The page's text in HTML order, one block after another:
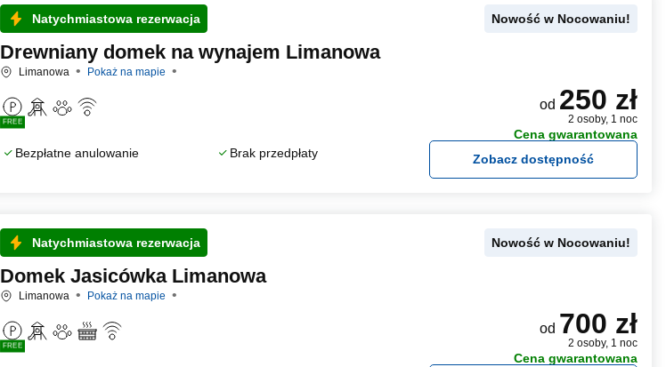
Natychmiastowa rezerwacja
Drewniany domek na wynajem Limanowa
Limanowa Pokaż na mapie
FREE
Bezpłatne anulowanie Brak przedpłaty
Nowość w Nocowaniu!
od 250 zł
2 osoby, 1 noc
Cena gwarantowana
Zobacz dostępność
Natychmiastowa rezerwacja
Domek Jasicówka Limanowa
Limanowa Pokaż na mapie
FREE
Nowość w Nocowaniu!
od 700 zł
2 osoby, 1 noc
Cena gwarantowana